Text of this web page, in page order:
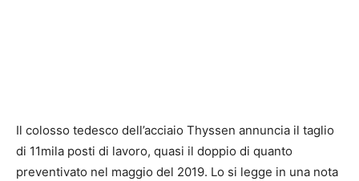
Il colosso tedesco dell’acciaio Thyssen annuncia il taglio
di 11mila posti di lavoro, quasi il doppio di quanto
preventivato nel maggio del 2019. Lo si legge in una nota